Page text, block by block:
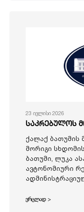
23 ივლისი 2026
საკრებულოს
ქალაქ ბათუმის
მორიგი
ბათუმი, ლუკა
ავტონომიური
ვრცლად >